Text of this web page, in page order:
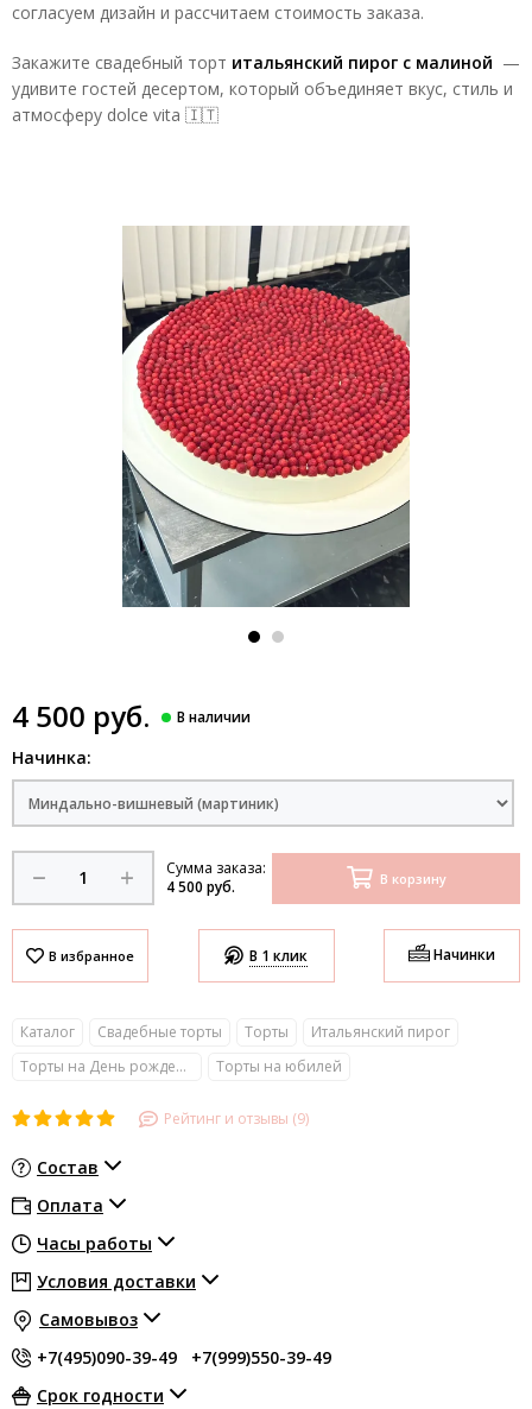
согласуем дизайн и рассчитаем стоимость заказа.
Закажите свадебный торт итальянский пирог с малиной —
удивите гостей десертом, который объединяет вкус, стиль и
атмосферу dolce vita 🇮🇹
4 500 руб.
Начинка:
Сумма заказа:
4 500 руб.
В корзину
В 1 клик Начинки
Каталог Свадебные торты Торты
Итальянский пирог
Торты на День рождения
Торты на юбилей
Рейтинг и отзывы (9)
Состав
Оплата
Часы работы
Условия доставки
Самовывоз
+7(495)090-39-49
+7(999)550-39-49
Срок годности